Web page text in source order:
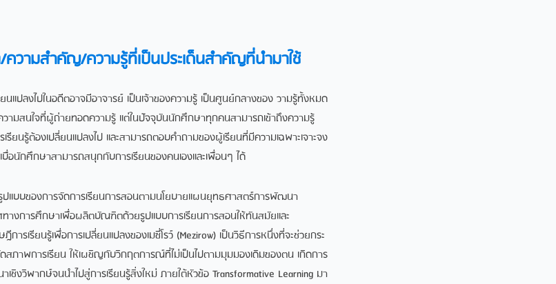
ความสำคัญ/ความรู้ที่เป็นประเด็นสำคัญที่นำมาใช้​
ลงไปในอดีตอาจมีอาจารย์ เป็นเจ้าของความรู้ เป็นศูนย์กลางของ วามรู้ทั้งหมด
วามสนใจที่ผู้ถ่ายทอดความรู้ แต่ในปัจจุบันนักศึกษาทุกคนสามารถเข้าถึงความรู้
ยนรู้ต้องเปลี่ยนแปลงไป และสามารถตอบคําถามของผู้เรียนที่มีความเฉพาะเจาะจง
บื่อนักศึกษาสามารถสนุกกับการเรียนของคนเองและเพื่อนๆ ได้
บบของการจัดการเรียนการสอนตามนโยบายแผนยุทธศาสตรการพัฒนา
ศทางการศึกษาเพื่อผลิตบัณฑิตดวยรูปแบบการเรียนการสอนใหทันสมัยและ
ารเรียนรูเพื่อการเปลี่ยนแปลงของเมซี่โรว (Mezirow) เปนวิธีการหนึ่งที่จะชวยกระ
รจัดสภาพการเรียน ให้เผชิญกับวิกฤตการณที่ไมเปนไปตามมุมมองเดิมของตน เกิดการ
วิพากษจนนําไปสูการเรียนรูสิ่งใหม ภายใตหัวขอ Transformative Learning มา